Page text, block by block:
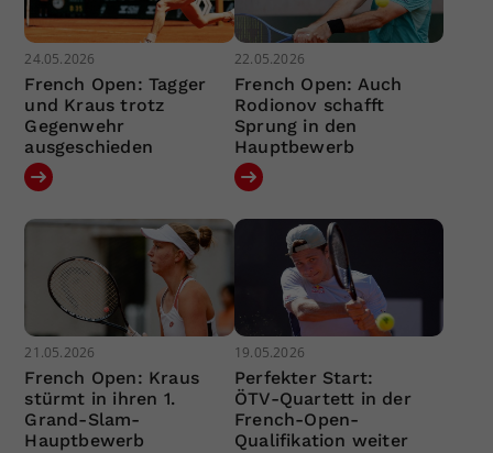
24.05.2026
French Open: Tagger
und Kraus trotz
Gegenwehr
ausgeschieden
22.05.2026
French Open: Auch
Rodionov schafft
Sprung in den
Hauptbewerb
21.05.2026
French Open: Kraus
stürmt in ihren 1.
Grand-Slam-
Hauptbewerb
19.05.2026
Perfekter Start:
ÖTV-Quartett in der
French-Open-
Qualifikation weiter